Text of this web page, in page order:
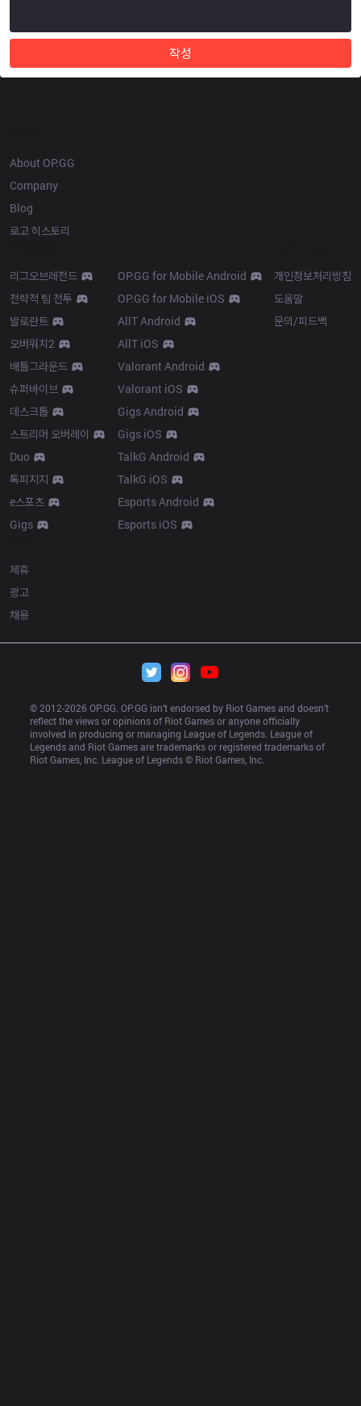
작성
About OP.GG
Company
Blog
로고 히스토리
리그오브레전드
전략적 팀 전투
발로란트
오버워치2
배틀그라운드
슈퍼바이브
데스크톱
스트리머 오버레이
Duo
톡피지지
e스포츠
Gigs
OP.GG for Mobile Android
OP.GG for Mobile iOS
AllT Android
AllT iOS
Valorant Android
Valorant iOS
Gigs Android
Gigs iOS
TalkG Android
TalkG iOS
Esports Android
Esports iOS
개인정보처리방침
도움말
문의/피드백
제휴
광고
채용
© 2012-2026 OP.GG. OP.GG isn’t endorsed by Riot Games and doesn’t
reflect the views or opinions of Riot Games or anyone officially
involved in producing or managing League of Legends. League of
Legends and Riot Games are trademarks or registered trademarks of
Riot Games, Inc. League of Legends © Riot Games, Inc.